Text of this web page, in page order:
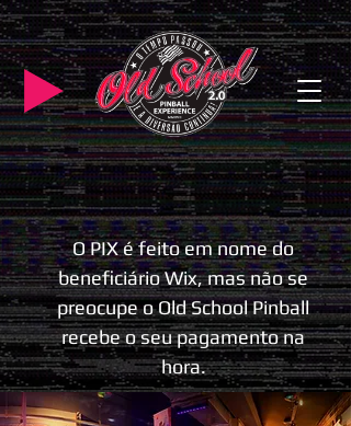
O PIX é feito em nome do
beneficiário Wix, mas não se
preocupe o Old School Pinball
recebe o seu pagamento na
hora.